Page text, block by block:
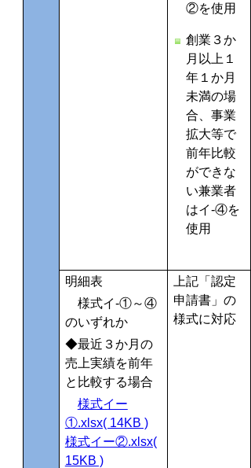
②を使用
創業３か
月以上１
年１か月
未満の場
合、事業
拡大等で
前年比較
ができな
い兼業者
はイ‐④を
使用
明細表
様式イ‐①～④
のいずれか
◆最近３か月の
売上実績を前年
と比較する場合
様式イー
①.xlsx( 14KB )
様式イー②.xlsx(
15KB )
上記「認定
申請書」の
様式に対応